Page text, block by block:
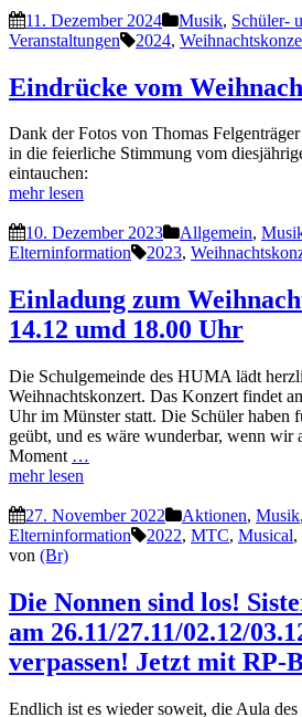
11. Dezember 2024 Musik, Schüler-
Veranstaltungen
2024,
Eindrücke vom
Dank der Fotos von Thomas
in die feierliche Stimmung vom
eintauchen:
mehr lesen
10. Dezember 2023 Allgemein,
Elterninformation
2023,
Einladung zum
14.12 umd 18.00 Uhr
Die Schulgemeinde des HUMA lädt
Weihnachtskonzert. Das Konzert findet
Uhr im Münster statt. Die Schüler haben
geübt, und es wäre wunderbar, wenn wir
Moment …
mehr lesen
27. November 2022 Aktionen, Musik,
Elterninformation
2022, MTC, Musical,
von (Br)
Die Nonnen sind los!
am 26.11/27.11/02.12/
verpassen! Jetzt mit RP-
Endlich ist es wieder soweit, die Aula